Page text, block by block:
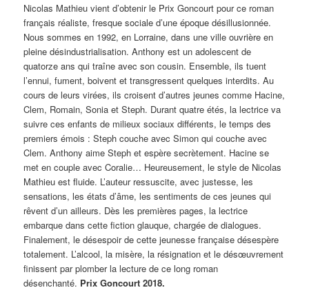
Nicolas Mathieu vient d’obtenir le Prix Goncourt pour ce roman
français réaliste, fresque sociale d’une époque désillusionnée.
Nous sommes en 1992, en Lorraine, dans une ville ouvrière en
pleine désindustrialisation. Anthony est un adolescent de
quatorze ans qui traîne avec son cousin. Ensemble, ils tuent
l’ennui, fument, boivent et transgressent quelques interdits. Au
cours de leurs virées, ils croisent d’autres jeunes comme Hacine,
Clem, Romain, Sonia et Steph. Durant quatre étés, la lectrice va
suivre ces enfants de milieux sociaux différents, le temps des
premiers émois : Steph couche avec Simon qui couche avec
Clem. Anthony aime Steph et espère secrètement. Hacine se
met en couple avec Coralie… Heureusement, le style de Nicolas
Mathieu est fluide. L’auteur ressuscite, avec justesse, les
sensations, les états d’âme, les sentiments de ces jeunes qui
rêvent d’un ailleurs. Dès les premières pages, la lectrice
embarque dans cette fiction glauque, chargée de dialogues.
Finalement, le désespoir de cette jeunesse française désespère
totalement. L’alcool, la misère, la résignation et le désœuvrement
finissent par plomber la lecture de ce long roman
désenchanté. Prix Goncourt 2018.